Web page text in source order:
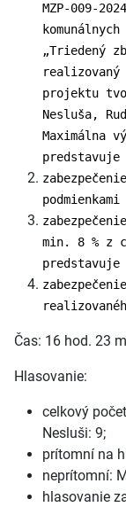
MZP-009-
„Triedený
realizovaný
projektu
Nesluša,
Maximálna
predstavuje
min. 8 % z
predstavuje
Čas: 16 hod. 23
Hlasovanie:
celkový
Nesluši: 9;
prítomní na
neprítomní:
hlasovanie